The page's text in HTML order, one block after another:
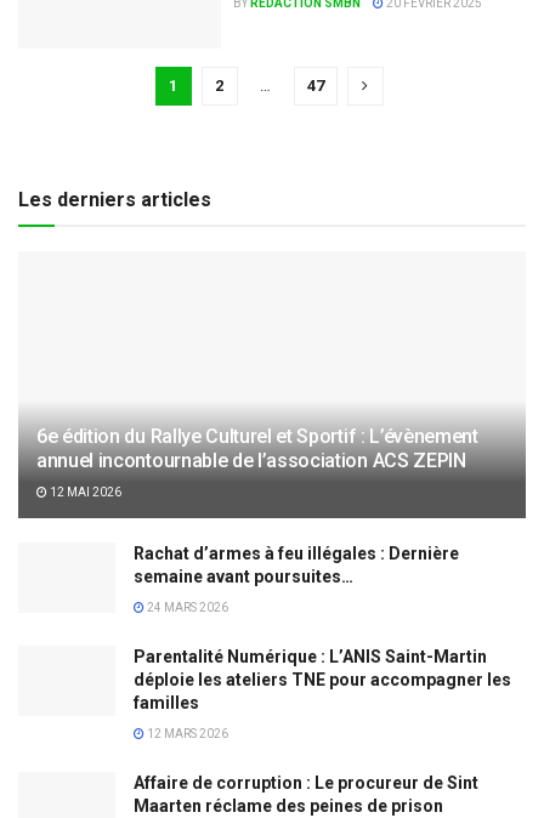
BY RÉDACTION SMBN 20 FÉVRIER 2025
1 2 … 47
Les derniers articles
6e édition du Rallye Culturel et Sportif : L’évènement
annuel incontournable de l’association ACS ZEPIN
12 MAI 2026
Rachat d’armes à feu illégales : Dernière
semaine avant poursuites…
24 MARS 2026
Parentalité Numérique : L’ANIS Saint-Martin
déploie les ateliers TNE pour accompagner les
familles
12 MARS 2026
Affaire de corruption : Le procureur de Sint
Maarten réclame des peines de prison